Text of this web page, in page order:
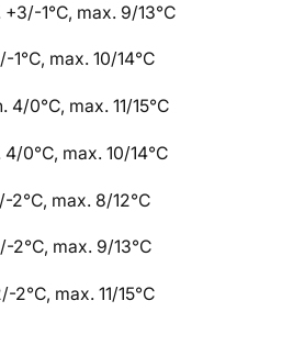
1°C, max. 9/13°C
1°C, max. 10/14°C
4/0°C, max. 11/15°C
0°C, max. 10/14°C
2°C, max. 8/12°C
2°C, max. 9/13°C
2°C, max. 11/15°C